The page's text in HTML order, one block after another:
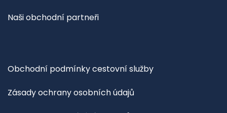
Naši obchodní partneři
Obchodní podmínky cestovní služby
Zásady ochrany osobních údajů